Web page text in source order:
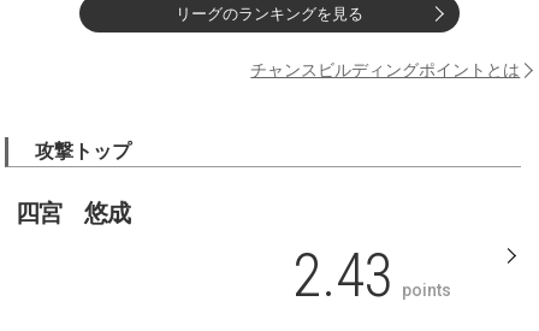
リーグのランキングを見る
チャンスビルディングポイントとは
攻撃トップ
四宮 悠成
2.43 points